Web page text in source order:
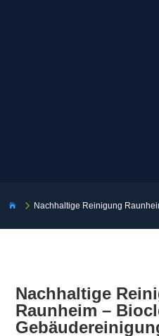
 5 Nachhaltige Reinigung
Nachhaltige
Raunheim –